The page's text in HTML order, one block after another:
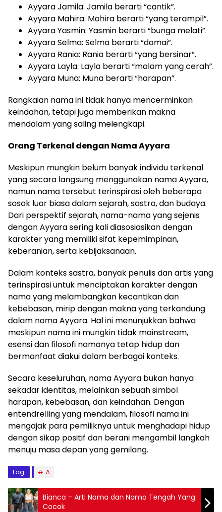
Ayyara Jamila: Jamila berarti “cantik”.
Ayyara Mahira: Mahira berarti “yang terampil”.
Ayyara Yasmin: Yasmin berarti “bunga melati”.
Ayyara Selma: Selma berarti “damai”.
Ayyara Rania: Rania berarti “yang bersinar”.
Ayyara Layla: Layla berarti “malam yang cerah”.
Ayyara Muna: Muna berarti “harapan”.
Rangkaian nama ini tidak hanya mencerminkan
keindahan, tetapi juga memberikan makna
mendalam yang saling melengkapi.
Orang Terkenal dengan Nama Ayyara
Meskipun mungkin belum banyak individu terkenal
yang secara langsung menggunakan nama Ayyara,
namun nama tersebut terinspirasi oleh beberapa
sosok luar biasa dalam sejarah, sastra, dan budaya.
Dari perspektif sejarah, nama-nama yang sejenis
dengan Ayyara sering kali diasosiasikan dengan
karakter yang memiliki sifat kepemimpinan,
keberanian, serta kebijaksanaan.
Dalam konteks sastra, banyak penulis dan artis yang
terinspirasi untuk menciptakan karakter dengan
nama yang melambangkan kecantikan dan
kebebasan, mirip dengan makna yang terkandung
dalam nama Ayyara. Hal ini menunjukkan bahwa
meskipun nama ini mungkin tidak mainstream,
esensi dan filosofi namanya tetap hidup dan
bermanfaat diakui dalam berbagai konteks.
Secara keseluruhan, nama Ayyara bukan hanya
sekadar identitas, melainkan sebuah simbol
harapan, kebebasan, dan keindahan. Dengan
entendrelling yang mendalam, filosofi nama ini
mengajak para pemiliknya untuk menghadapi hidup
dengan sikap positif dan berani mengambil langkah
menuju masa depan yang gemilang.
Tag: A
Bianca – Arti Nama dan Nama Tengah Yang
Cocok